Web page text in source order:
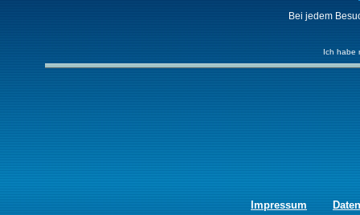
Bei jedem
Ich habe
Impressum